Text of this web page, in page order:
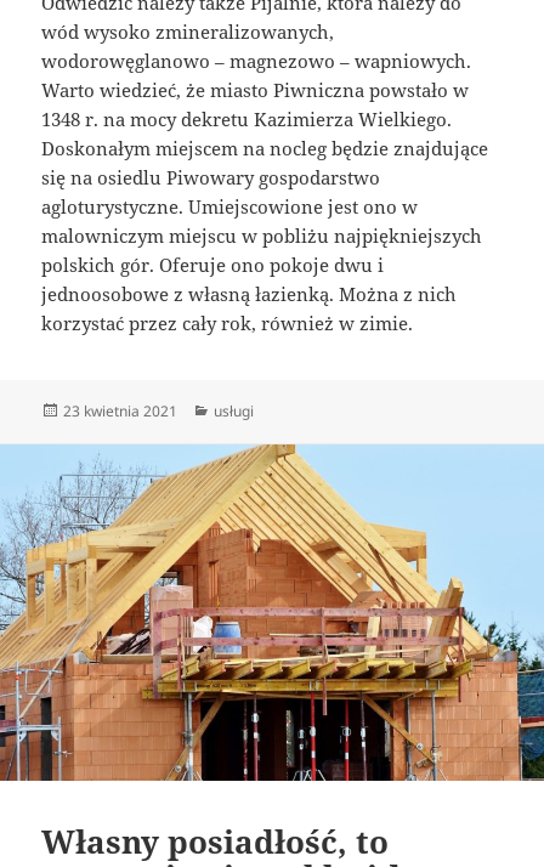
wód wysoko zmineralizowanych,
wodorowęglanowo – magnezowo – wapniowych.
Warto wiedzieć, że miasto Piwniczna powstało w
1348 r. na mocy dekretu Kazimierza Wielkiego.
Doskonałym miejscem na nocleg będzie znajdujące
się na osiedlu Piwowary gospodarstwo
agloturystyczne. Umiejscowione jest ono w
malowniczym miejscu w pobliżu najpiękniejszych
polskich gór. Oferuje ono pokoje dwu i
jednoosobowe z własną łazienką. Można z nich
korzystać przez cały rok, również w zimie.
Data
23 kwietnia 2021 Kategorie
usługi
Własny posiadłość, to